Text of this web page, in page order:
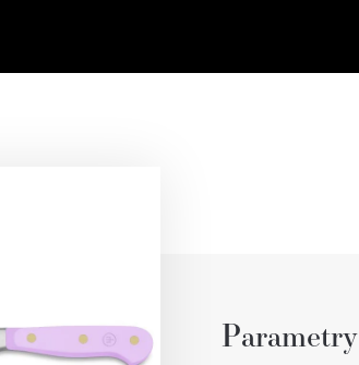
Parametry